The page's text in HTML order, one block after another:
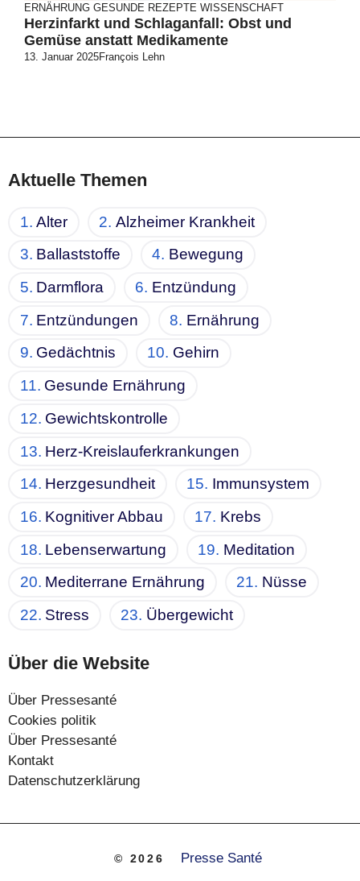
ERNÄHRUNG GESUNDE REZEPTE WISSENSCHAFT
Herzinfarkt und Schlaganfall: Obst und
Gemüse anstatt Medikamente
13. Januar 2025François Lehn
Aktuelle Themen
Alter
Alzheimer Krankheit
Ballaststoffe
Bewegung
Darmflora
Entzündung
Entzündungen
Ernährung
Gedächtnis
Gehirn
Gesunde Ernährung
Gewichtskontrolle
Herz-Kreislauferkrankungen
Herzgesundheit
Immunsystem
Kognitiver Abbau
Krebs
Lebenserwartung
Meditation
Mediterrane Ernährung
Nüsse
Stress
Übergewicht
Über die Website
Über Pressesanté
Cookies politik
Über Pressesanté
Kontakt
Datenschutzerklärung
© 2026 Presse Santé